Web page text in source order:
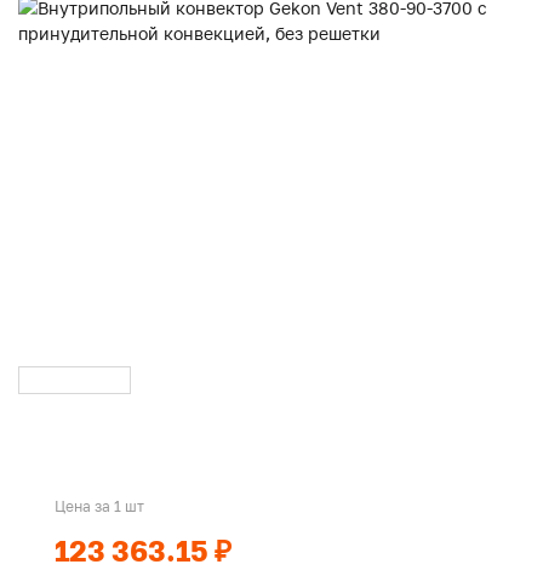
Цена за 1 шт
123 363.15 ₽